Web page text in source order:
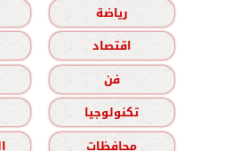
رياضة
اقتصاد
فن
تكنولوجيا
محافظات